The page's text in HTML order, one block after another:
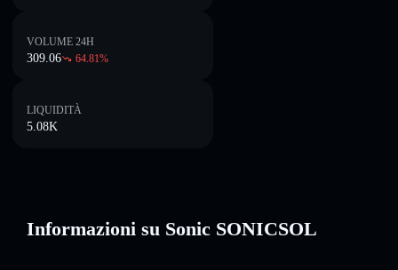
VOLUME 24H
309.06 64.81%
LIQUIDITÀ
5.08K
Informazioni su Sonic SONICSOL